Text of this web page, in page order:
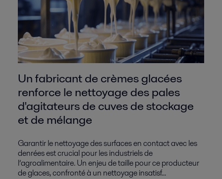
Un fabricant de crèmes glacées
renforce le nettoyage des pales
d'agitateurs de cuves de stockage
et de mélange
Garantir le nettoyage des surfaces en contact avec les
denrées est crucial pour les industriels de
l’agroalimentaire. Un enjeu de taille pour ce producteur
de glaces, confronté à un nettoyage insatisf...